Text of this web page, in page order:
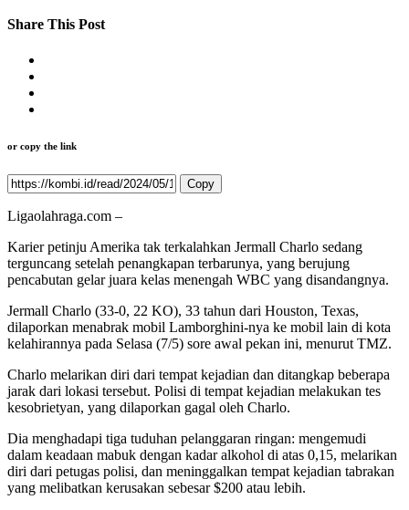
Share This Post
or copy the link
Copy
Ligaolahraga.com –
Karier petinju Amerika tak terkalahkan Jermall Charlo sedang
terguncang setelah penangkapan terbarunya, yang berujung
pencabutan gelar juara kelas menengah WBC yang disandangnya.
Jermall Charlo (33-0, 22 KO), 33 tahun dari Houston, Texas,
dilaporkan menabrak mobil Lamborghini-nya ke mobil lain di kota
kelahirannya pada Selasa (7/5) sore awal pekan ini, menurut TMZ.
Charlo melarikan diri dari tempat kejadian dan ditangkap beberapa
jarak dari lokasi tersebut. Polisi di tempat kejadian melakukan tes
kesobrietyan, yang dilaporkan gagal oleh Charlo.
Dia menghadapi tiga tuduhan pelanggaran ringan: mengemudi
dalam keadaan mabuk dengan kadar alkohol di atas 0,15, melarikan
diri dari petugas polisi, dan meninggalkan tempat kejadian tabrakan
yang melibatkan kerusakan sebesar $200 atau lebih.